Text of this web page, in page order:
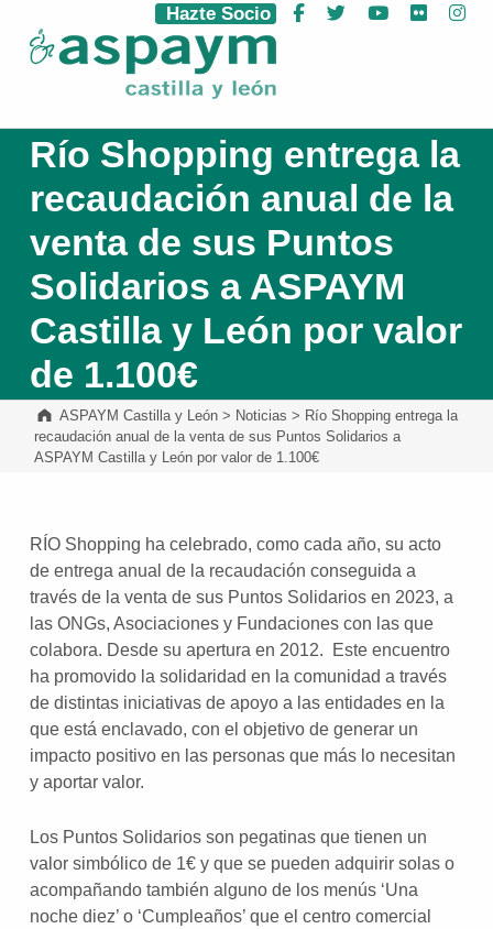
ASPAYM Castilla y León
Hazte Socio Facebook
Twitter YouTube
Flickr
Río Shopping entrega la
recaudación anual de la
venta de sus Puntos
Solidarios a ASPAYM
Castilla y León por valor
de 1.100€
ASPAYM Castilla y León> Noticias > Río Shopping entrega la
recaudación anual de la venta de sus Puntos Solidarios a
ASPAYM Castilla y León por valor de 1.100€
RÍO Shopping ha celebrado, como cada año, su acto
de entrega anual de la recaudación conseguida a
través de la venta de sus Puntos Solidarios en 2023, a
las ONGs, Asociaciones y Fundaciones con las que
colabora. Desde su apertura en 2012. Este encuentro
ha promovido la solidaridad en la comunidad a través
de distintas iniciativas de apoyo a las entidades en la
que está enclavado, con el objetivo de generar un
impacto positivo en las personas que más lo necesitan
y aportar valor.
Los Puntos Solidarios son pegatinas que tienen un
valor simbólico de 1€ y que se pueden adquirir solas o
acompañando también alguno de los menús ‘Una
noche diez’ o ‘Cumpleaños’ que el centro comercial